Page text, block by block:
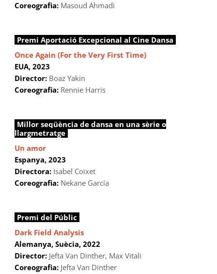
Coreografia: Masoud Ahmadi
Premi Aportació Excepcional al Cine Dansa
Once Again (For the Very First Time)
EUA, 2023
Director: Boaz Yakin
Coreografia:Rennie Harris
Millor seqüència de dansa en una sèrie o
llargmetratge
Un amor
Espanya, 2023
Directora:Isabel Coixet
Coreografia:Nekane García
Premi del Públic
Dark Field Analysis
Alemanya, Suècia, 2022
Director:Jefta Van Dinther, Max Vitali
Coreografia:Jefta Van Dinther